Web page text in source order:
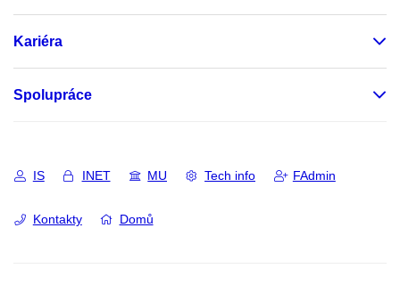
Kariéra
Spolupráce
IS INET MU Tech info FAdmin
Kontakty Domů